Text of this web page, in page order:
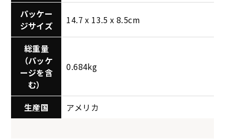
パッケー
ジサイズ
14.7 x 13.5 x 8.5cm
総重量
（パッケ
ージを含
む）
0.684kg
生産国 アメリカ